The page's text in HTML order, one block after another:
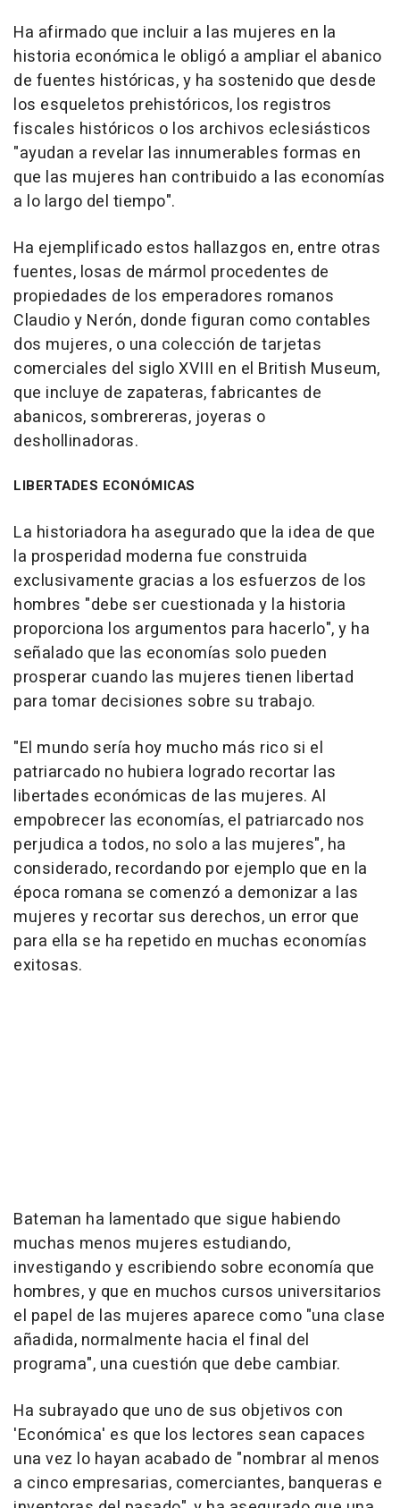
Ha afirmado que incluir a las mujeres en la
historia económica le obligó a ampliar el abanico
de fuentes históricas, y ha sostenido que desde
los esqueletos prehistóricos, los registros
fiscales históricos o los archivos eclesiásticos
"ayudan a revelar las innumerables formas en
que las mujeres han contribuido a las economías
a lo largo del tiempo".
Ha ejemplificado estos hallazgos en, entre otras
fuentes, losas de mármol procedentes de
propiedades de los emperadores romanos
Claudio y Nerón, donde figuran como contables
dos mujeres, o una colección de tarjetas
comerciales del siglo XVIII en el British Museum,
que incluye de zapateras, fabricantes de
abanicos, sombrereras, joyeras o
deshollinadoras.
LIBERTADES ECONÓMICAS
La historiadora ha asegurado que la idea de que
la prosperidad moderna fue construida
exclusivamente gracias a los esfuerzos de los
hombres "debe ser cuestionada y la historia
proporciona los argumentos para hacerlo", y ha
señalado que las economías solo pueden
prosperar cuando las mujeres tienen libertad
para tomar decisiones sobre su trabajo.
"El mundo sería hoy mucho más rico si el
patriarcado no hubiera logrado recortar las
libertades económicas de las mujeres. Al
empobrecer las economías, el patriarcado nos
perjudica a todos, no solo a las mujeres", ha
considerado, recordando por ejemplo que en la
época romana se comenzó a demonizar a las
mujeres y recortar sus derechos, un error que
para ella se ha repetido en muchas economías
exitosas.
Bateman ha lamentado que sigue habiendo
muchas menos mujeres estudiando,
investigando y escribiendo sobre economía que
hombres, y que en muchos cursos universitarios
el papel de las mujeres aparece como "una clase
añadida, normalmente hacia el final del
programa", una cuestión que debe cambiar.
Ha subrayado que uno de sus objetivos con
'Económica' es que los lectores sean capaces
una vez lo hayan acabado de "nombrar al menos
a cinco empresarias, comerciantes, banqueras e